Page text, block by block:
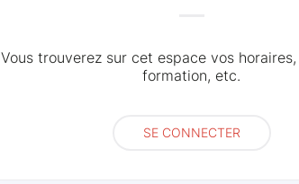
Vous trouverez sur cet espace vos
formation, etc.
SE CONNECTER